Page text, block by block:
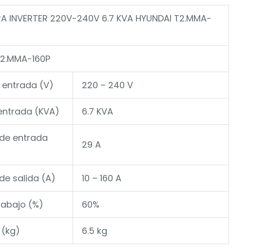
INVERTER 220V-240V 6.7 KVA HYUNDAI T2.MMA-
160P
(V) 220 – 240 V
(KVA) 6.7 KVA
entrada
29 A
salida (A) 10 – 160 A
(%) 60%
6.5 kg